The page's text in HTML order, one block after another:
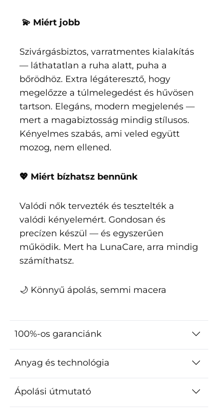
💫 Miért jobb
Szivárgásbiztos, varratmentes kialakítás
— láthatatlan a ruha alatt, puha a
bőrödhöz. Extra légáteresztő, hogy
megelőzze a túlmelegedést és hűvösen
tartson. Elegáns, modern megjelenés —
mert a magabiztosság mindig stílusos.
Kényelmes szabás, ami veled együtt
mozog, nem ellened.
💖 Miért bízhatsz bennünk
Valódi nők tervezték és tesztelték a
valódi kényelemért. Gondosan és
precízen készül — és egyszerűen
működik. Mert ha LunaCare, arra mindig
számíthatsz.
🌙 Könnyű ápolás, semmi macera
100%-os garanciánk
Anyag és technológia
Ápolási útmutató